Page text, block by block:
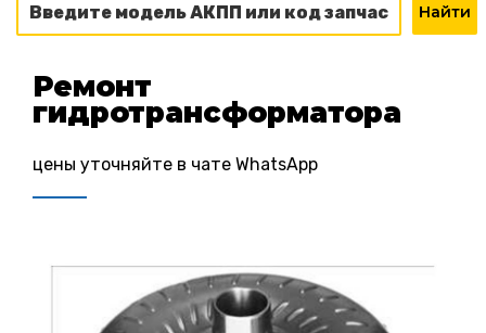
Ремонт
гидротрансформатора
цены уточняйте в чате WhatsApp